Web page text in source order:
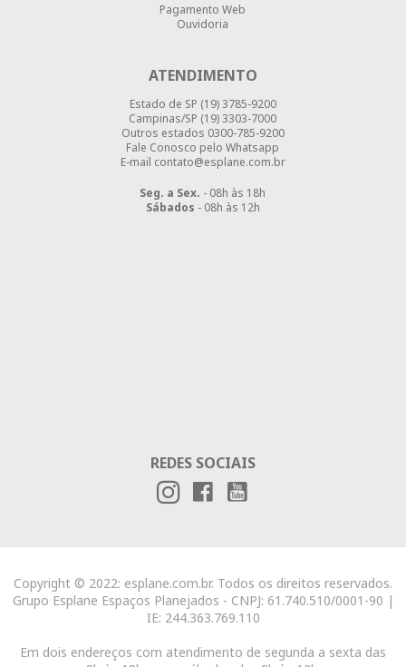
Pagamento Web
Ouvidoria
ATENDIMENTO
Estado de SP (19) 3785-9200
Campinas/SP (19) 3303-7000
Outros estados 0300-785-9200
Fale Conosco pelo Whatsapp
E-mail contato@esplane.com.br
Seg. a Sex. - 08h às 18h
Sábados - 08h às 12h
REDES SOCIAIS
Copyright © 2022: esplane.com.br. Todos os direitos reservados.
Grupo Esplane Espaços Planejados - CNPJ: 61.740.510/0001-90 |
IE: 244.363.769.110
Em dois endereços com atendimento de segunda a sexta das